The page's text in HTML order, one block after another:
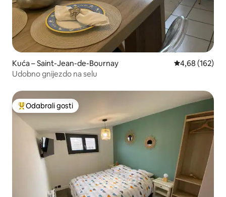
Kuća – Saint-Jean-de-Bournay Prosječna
4,68 (162)
Udobno gnijezdo na selu
Među najviše rangiranima s oznakom „Odabrali gosti”
Odabrali gosti